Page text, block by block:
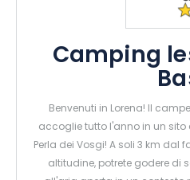
Camping
Benvenuti in Lorena! Il
accoglie tutto l'anno in un sito
Perla dei Vosgi! A soli 3 km dal
altitudine, potrete godere di